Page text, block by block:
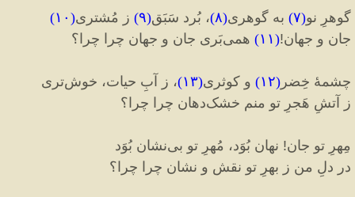
گوهرِ نو(۷) به گوهری(۸)، بُرد سَبَق(۹) ز مُشتری( ۱۰)
جان و جهان!
(۱۱) همی‌بَری جان و جهان چرا چرا؟
چشمهٔ خِضر (۱۲) و کوثری(۱۳)، ز آبِ حیات، خوش‌تری
ز آتشِ هَجرِ تو منم خشک‌دهان چرا چرا؟
مِهرِ تو جان! نهان بُوَد، مُهرِ تو بی‌نشان بُوَد
در دلِ من ز بهرِ تو نقش و نشان چرا چرا؟